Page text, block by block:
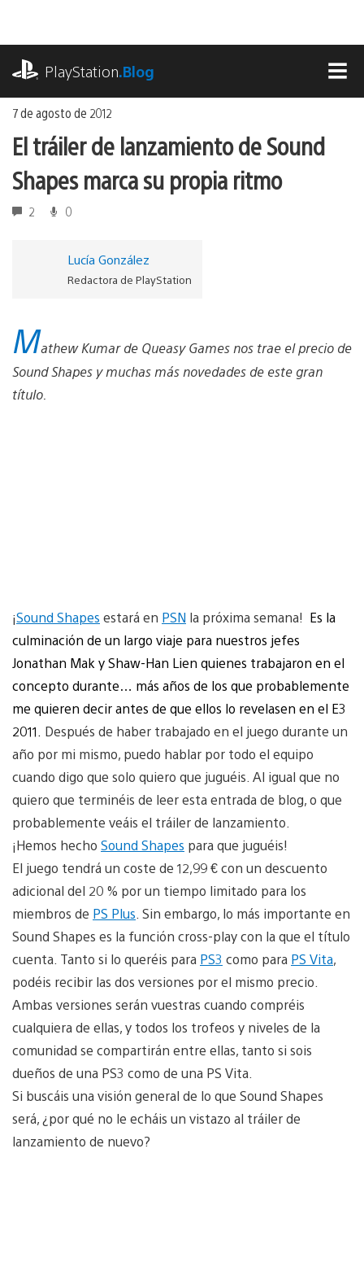
contenido
PlayStation.Blog
7 de agosto de 2012
El tráiler de lanzamiento de Sound
Shapes marca su propia ritmo
2 0
Lucía González
Redactora de PlayStation
Mathew Kumar de Queasy Games nos trae el precio de
Sound Shapes y muchas más novedades de este gran
título.
¡Sound Shapes estará en PSN la próxima semana! Es la
culminación de un largo viaje para nuestros jefes
Jonathan Mak y Shaw-Han Lien quienes trabajaron en el
concepto durante… más años de los que probablemente
me quieren decir antes de que ellos lo revelasen en el E3
2011. Después de haber trabajado en el juego durante un
año por mi mismo, puedo hablar por todo el equipo
cuando digo que solo quiero que juguéis. Al igual que no
quiero que terminéis de leer esta entrada de blog, o que
probablemente veáis el tráiler de lanzamiento.
¡Hemos hecho Sound Shapes para que juguéis!
El juego tendrá un coste de 12,99 € con un descuento
adicional del 20 % por un tiempo limitado para los
miembros de PS Plus . Sin embargo, lo más importante en
Sound Shapes es la función cross-play con la que el título
cuenta. Tanto si lo queréis para PS3 como para PS Vita,
podéis recibir las dos versiones por el mismo precio.
Ambas versiones serán vuestras cuando compréis
cualquiera de ellas, y todos los trofeos y niveles de la
comunidad se compartirán entre ellas, tanto si sois
dueños de una PS3 como de una PS Vita.
Si buscáis una visión general de lo que Sound Shapes
será, ¿por qué no le echáis un vistazo al tráiler de
lanzamiento de nuevo?